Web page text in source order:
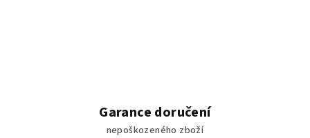
Garance doručení
nepoškozeného zboží